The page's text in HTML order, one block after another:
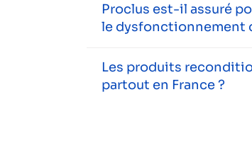
Proclus est-il assuré
le dysfonctionnement
Les produits
partout en France ?